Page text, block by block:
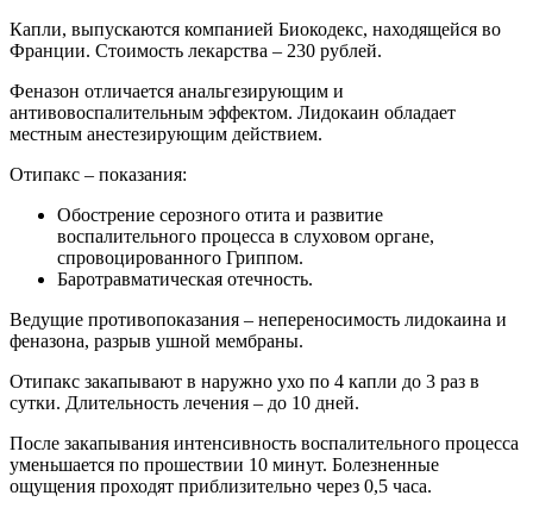
Капли, выпускаются компанией Биокодекс, находящейся во
Франции. Стоимость лекарства – 230 рублей.
Феназон отличается анальгезирующим и
антивовоспалительным эффектом. Лидокаин обладает
местным анестезирующим действием.
Отипакс – показания:
Обострение серозного отита и развитие
воспалительного процесса в слуховом органе,
спровоцированного Гриппом.
Баротравматическая отечность.
Ведущие противопоказания – непереносимость лидокаина и
феназона, разрыв ушной мембраны.
Отипакс закапывают в наружно ухо по 4 капли до 3 раз в
сутки. Длительность лечения – до 10 дней.
После закапывания интенсивность воспалительного процесса
уменьшается по прошествии 10 минут. Болезненные
ощущения проходят приблизительно через 0,5 часа.